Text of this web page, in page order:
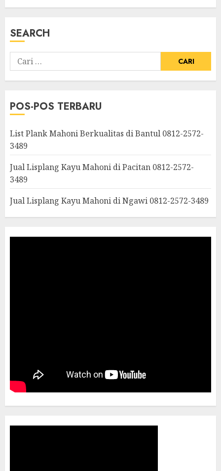
SEARCH
POS-POS TERBARU
List Plank Mahoni Berkualitas di Bantul 0812-2572-
3489
Jual Lisplang Kayu Mahoni di Pacitan 0812-2572-
3489
Jual Lisplang Kayu Mahoni di Ngawi 0812-2572-3489